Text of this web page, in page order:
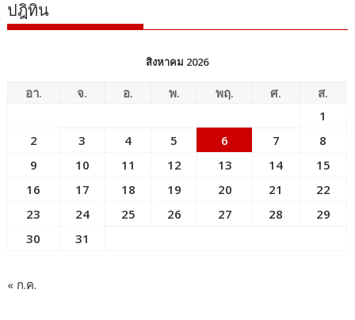
ปฎิทิน
สิงหาคม 2026
อา. จ. อ. พ. พฤ. ศ.
ส.
1
2
3 4 5 6 7
8
9
10 11 12 13 14
15
16
17 18 19 20 21
22
23
24 25 26 27 28
29
30
31
« ก.ค.